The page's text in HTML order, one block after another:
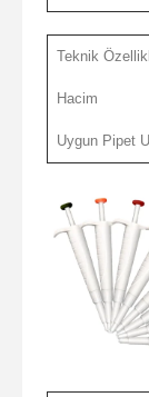
Teknik
Hacim
Uygun Pipet